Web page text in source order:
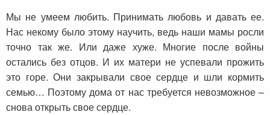
Мы не умеем любить. Принимать любовь и давать ее.
Нас некому было этому научить, ведь наши мамы росли
точно так же. Или даже хуже. Многие после войны
остались без отцов. И их матери не успевали прожить
это горе. Они закрывали свое сердце и шли кормить
семью… Поэтому дома от нас требуется невозможное –
снова открыть свое сердце.